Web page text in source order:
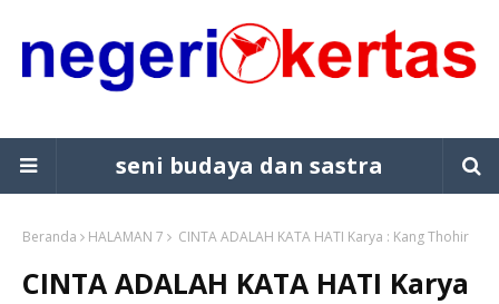
seni budaya dan sastra
Beranda HALAMAN 7 CINTA ADALAH KATA HATI Karya : Kang Thohir
CINTA ADALAH KATA HATI Karya